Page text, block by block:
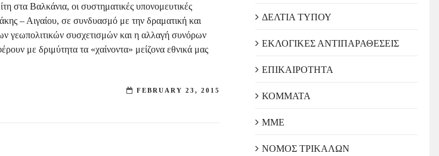
στα Βαλκάνια, οι συστηματικές υπονομευτικές
– Αιγαίου, σε συνδυασμό με την δραματική και
γεωπολιτικών συσχετισμών και η αλλαγή συνόρων
με δριμύτητα τα «χαίνοντα» μείζονα εθνικά μας
FEBRUARY 23, 2015
ΔΕΛΤΙΑ ΤΥΠΟΥ
ΕΚΛΟΓΙΚΕΣ ΑΝΤΙΠΑΡΑΘΕΣΕΙΣ
ΕΠΙΚΑΙΡΟΤΗΤΑ
ΚΟΜΜΑΤΑ
ΜΜΕ
ΝΟΜΟΣ ΤΡΙΚΑΛΩΝ